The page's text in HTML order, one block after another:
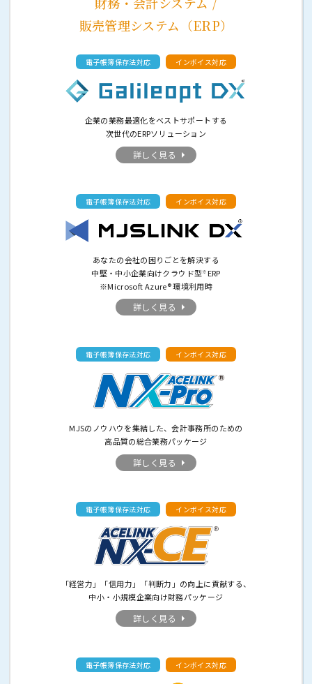
販売管理システム（ERP）
電子帳簿保存法対応 インボイス対応
企業の業務最適化をベストサポートする
次世代のERPソリューション
詳しく見る
電子帳簿保存法対応 インボイス対応
あなたの会社の困りごとを解決する
中堅・中小企業向けクラウド型 ※ ERP
※Microsoft Azure® 環境利用時
詳しく見る
電子帳簿保存法対応 インボイス対応
MJSのノウハウを集結した、会計事務所のための
高品質の総合業務パッケージ
詳しく見る
電子帳簿保存法対応 インボイス対応
「経営力」「信用力」「判断力」の向上に貢献する、
中小・小規模企業向け財務パッケージ
詳しく見る
電子帳簿保存法対応 インボイス対応